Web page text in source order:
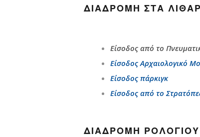
ΔΙΑΔΡΟΜΉ ΣΤΑ
Είσοδος από το
Είσοδος Αρχαιολογικό
Είσοδος πάρκιγκ
Είσοδος από το
ΔΙΑΔΡΟΜΉ ΡΟΛΟΓΙΟΎ